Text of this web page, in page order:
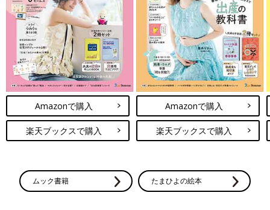
Amazonで購入
楽天ブックスで購入
Amazonで購入
楽天ブックスで購入
ムック書籍 たまひよの絵本